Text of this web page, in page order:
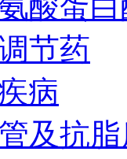
节药
病
及抗